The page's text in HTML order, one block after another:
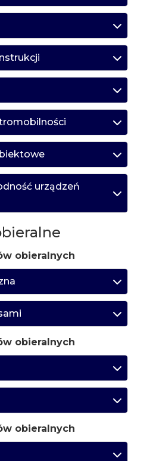
urządzeń
obieralnych
obieralnych
obieralnych